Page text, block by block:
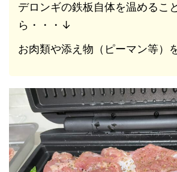
デロンギの鉄板自体を温めるこ
ら・・・↓
お肉類や添え物（ピーマン等）